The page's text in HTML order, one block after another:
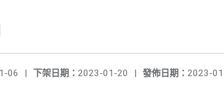
發佈日期： 2023-
下架日期： 2023-01-20 |
06 |